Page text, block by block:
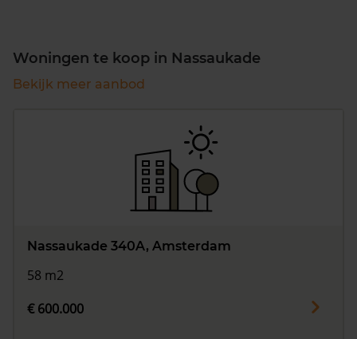
Woningen te koop in Nassaukade
Bekijk meer aanbod
Nassaukade 340A, Amsterdam
58 m2
€ 600.000